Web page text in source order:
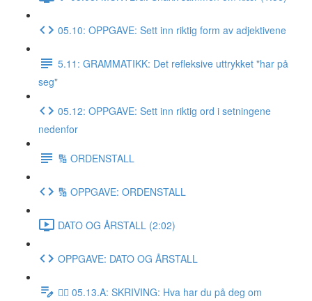
05.10: OPPGAVE: Sett inn riktig form av adjektivene
5.11: GRAMMATIKK: Det refleksive uttrykket "har på
seg"
05.12: OPPGAVE: Sett inn riktig ord i setningene
nedenfor
🔢 ORDENSTALL
🔢 OPPGAVE: ORDENSTALL
DATO OG ÅRSTALL (2:02)
OPPGAVE: DATO OG ÅRSTALL
✍🏼 05.13.A: SKRIVING: Hva har du på deg om